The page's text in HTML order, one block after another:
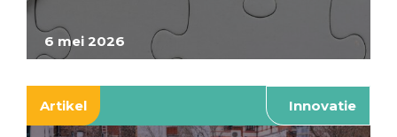
6 mei 2026
Artikel Innovatie